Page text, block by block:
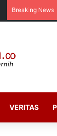
Breaking News
VERITAS